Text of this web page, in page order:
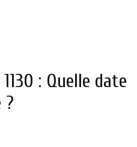
: Quelle date
?